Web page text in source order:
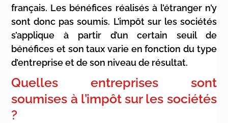
français. Les bénéfices réalisés à l’étranger n’y
sont donc pas soumis. L’impôt sur les sociétés
s’applique à partir d’un certain seuil de
bénéfices et son taux varie en fonction du type
d’entreprise et de son niveau de résultat.
Quelles entreprises sont
soumises à l’impôt sur les sociétés
?